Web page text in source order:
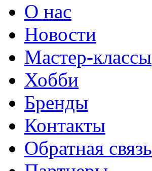
О нас
Новости
Мастер-классы
Хобби
Бренды
Контакты
Обратная связь